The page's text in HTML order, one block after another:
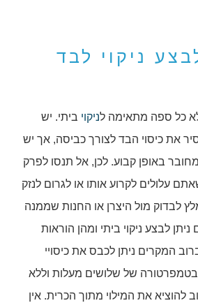
ניקוי לבד
כל ספה מתאימה לניקוי ביתי. יש
את כיסוי הבד לצורך כביסה, אך יש
באופן קבוע. לכן, אל תנסו לפרק
עלולים לקרוע אותו או לגרום לנזק
לבדוק מול היצרן או החנות שממנה
לבצע ניקוי ביתי ומהן הוראות
המקרים ניתן לכבס את כיסויי
בטמפרטורה של שלושים מעלות וללא
להוציא את המילוי מתוך הכרית. אין